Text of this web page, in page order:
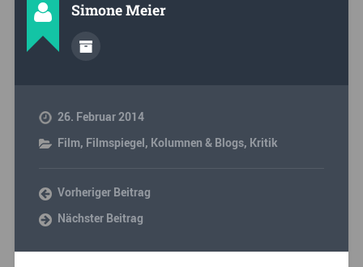
Simone Meier
26. Februar 2014
Film, Filmspiegel, Kolumnen & Blogs, Kritik
Vorheriger Beitrag
Nächster Beitrag